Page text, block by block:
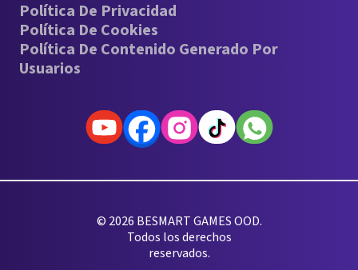
Política De Privacidad
Política De Cookies
Política De Contenido Generado Por
Usuarios
© 2026 BESMART GAMES OOD.
Todos los derechos
reservados.